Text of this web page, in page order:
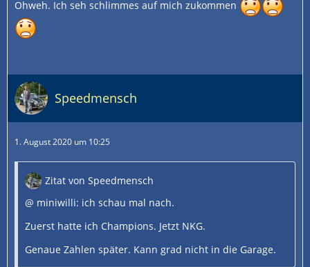
Ohweh. Ich seh schlimmes auf mich zukommen
Speedmensch
1. August 2020 um 10:25
Zitat von Speedmensch
@ miniwilli: ich schau mal nach.
Zuerst hatte ich Champions. Jetzt NKG.
Genaue Zahlen später. Kann grad nicht in die Garage.